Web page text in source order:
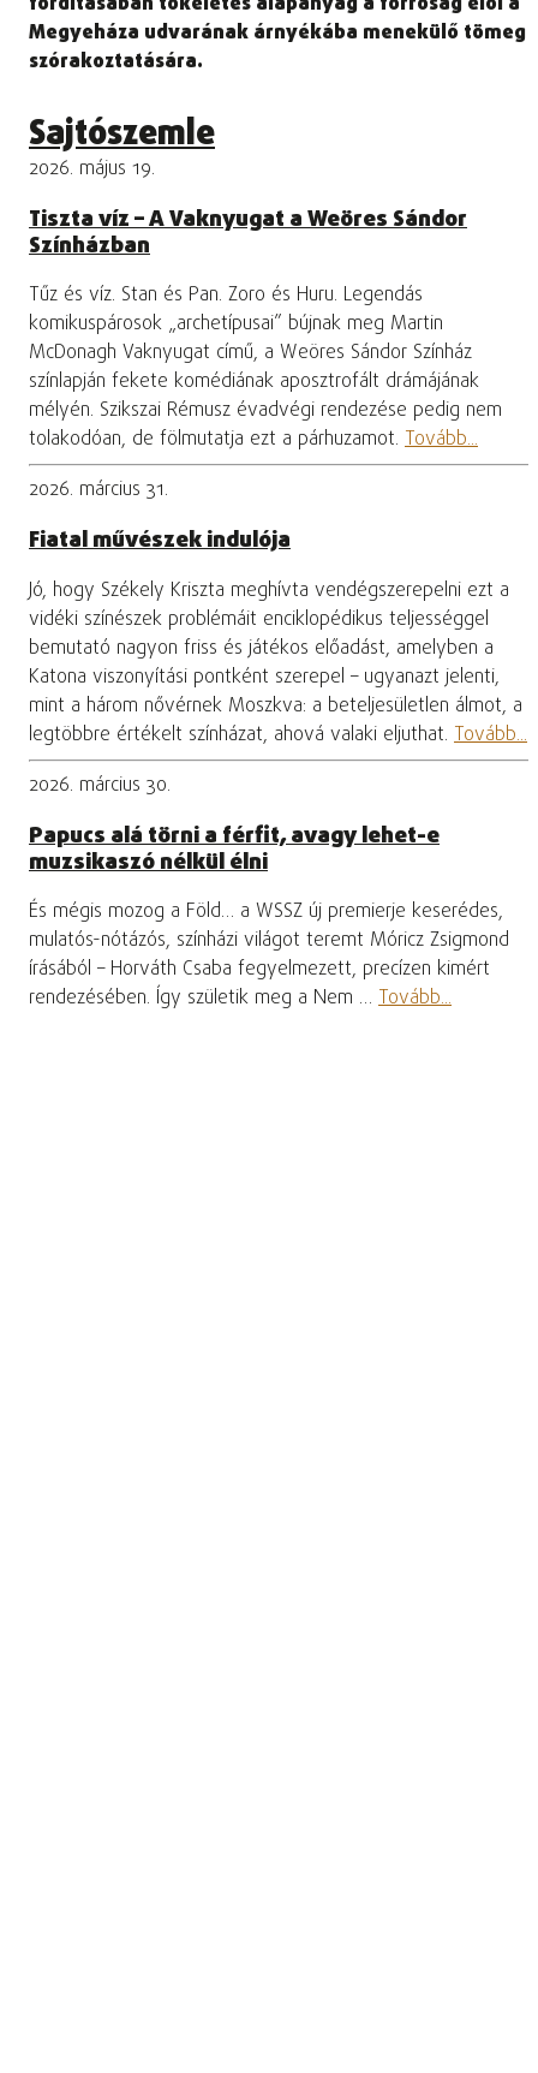
Megyeháza udvarának árnyékába menekülő tömeg
szórakoztatására.
Sajtószemle
2026. május 19.
Tiszta víz – A Vaknyugat a Weöres Sándor
Színházban
Tűz és víz. Stan és Pan. Zoro és Huru. Legendás
komikuspárosok „archetípusai” bújnak meg Martin
McDonagh Vaknyugat című, a Weöres Sándor Színház
színlapján fekete komédiának aposztrofált drámájának
mélyén. Szikszai Rémusz évadvégi rendezése pedig nem
tolakodóan, de fölmutatja ezt a párhuzamot. Tovább...
2026. március 31.
Fiatal művészek indulója
Jó, hogy Székely Kriszta meghívta vendégszerepelni ezt a
vidéki színészek problémáit enciklopédikus teljességgel
bemutató nagyon friss és játékos előadást, amelyben a
Katona viszonyítási pontként szerepel – ugyanazt jelenti,
mint a három nővérnek Moszkva: a beteljesületlen álmot, a
legtöbbre értékelt színházat, ahová valaki eljuthat. Tovább...
2026. március 30.
Papucs alá törni a férfit, avagy lehet-e
muzsikaszó nélkül élni
És mégis mozog a Föld… a WSSZ új premierje keserédes,
mulatós-nótázós, színházi világot teremt Móricz Zsigmond
írásából – Horváth Csaba fegyelmezett, precízen kimért
rendezésében. Így születik meg a Nem … Tovább...